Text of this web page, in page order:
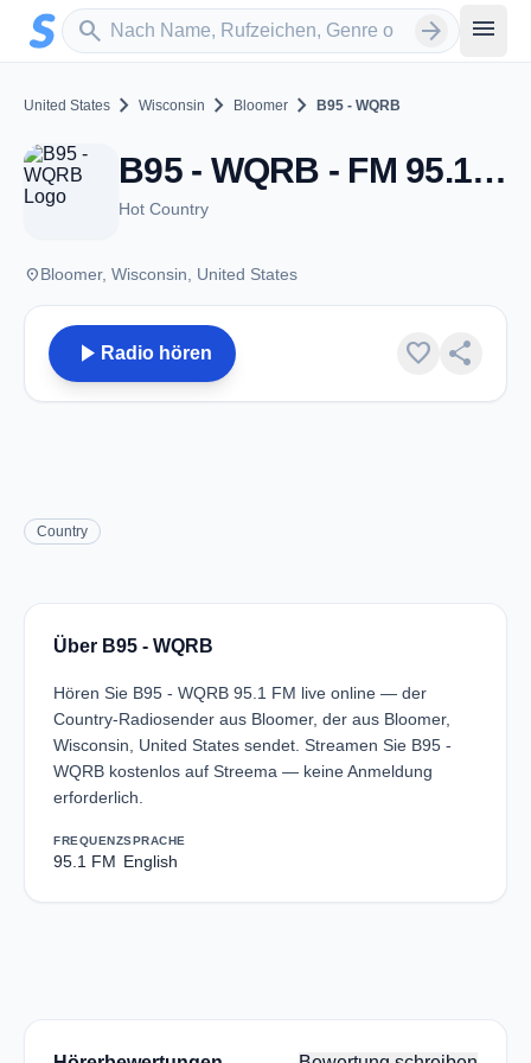
Zum Hauptinhalt springen
search
Sender suchen arrow_forward menu
United States chevron_right Wisconsin chevron_right Bloomer chevron_right B95 - WQRB
B95 - WQRB - FM 95.1 - Bloomer, WI
Hot Country
placeBloomer, Wisconsin, United States
play_arrow Radio hören favorite share
Country
Über B95 - WQRB
Hören Sie B95 - WQRB 95.1 FM live online — der
Country-Radiosender aus Bloomer, der aus Bloomer,
Wisconsin, United States sendet. Streamen Sie B95 -
WQRB kostenlos auf Streema — keine Anmeldung
erforderlich.
FREQUENZ
95.1 FM
SPRACHE
English